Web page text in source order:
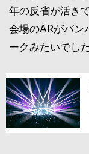
年の反省が活き
会場のARがバン
ークみたいでした